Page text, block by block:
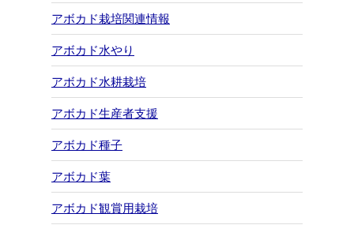
アボカド栽培関連情報
アボカド水やり
アボカド水耕栽培
アボカド生産者支援
アボカド種子
アボカド葉
アボカド観賞用栽培